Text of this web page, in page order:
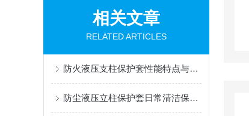
相关文章
RELATED ARTICLES
防火液压支柱保护套性能特点与阻燃防护应用
防尘液压立柱保护套日常清洁保养与更换规范